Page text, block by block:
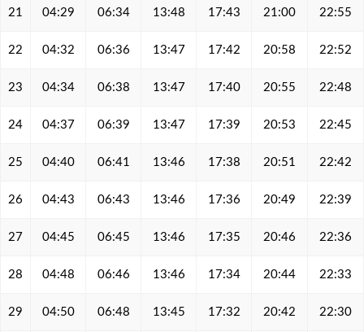
21 04:29 06:34 13:48 17:43 21:00 22:55
22 04:32 06:36 13:47 17:42 20:58 22:52
23 04:34 06:38 13:47 17:40 20:55 22:48
24 04:37 06:39 13:47 17:39 20:53 22:45
25 04:40 06:41 13:46 17:38 20:51 22:42
26 04:43 06:43 13:46 17:36 20:49 22:39
27 04:45 06:45 13:46 17:35 20:46 22:36
28 04:48 06:46 13:46 17:34 20:44 22:33
29 04:50 06:48 13:45 17:32 20:42 22:30